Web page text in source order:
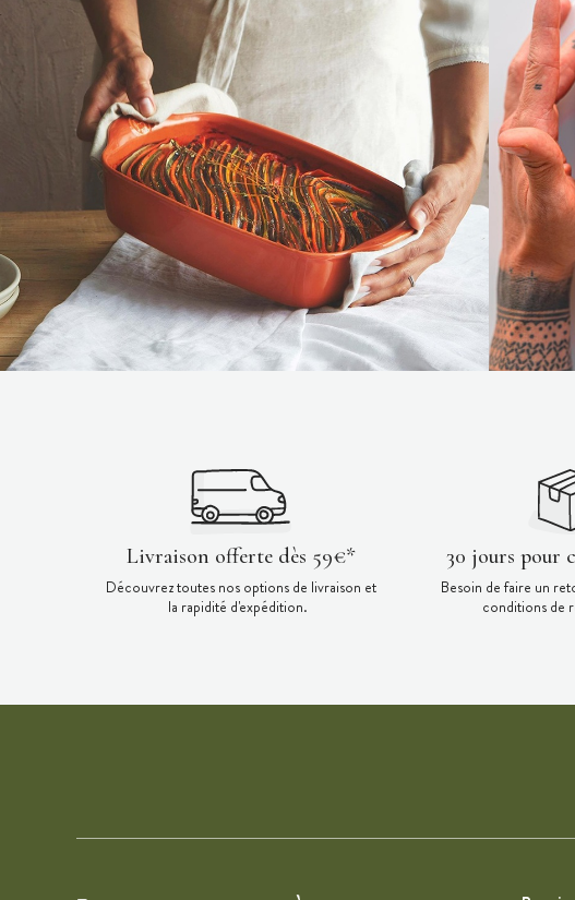
Livraison offerte dès 59€*
Découvrez toutes nos options de livraison et
la rapidité d'expédition.
30 jours pour
Besoin de faire un
conditions de